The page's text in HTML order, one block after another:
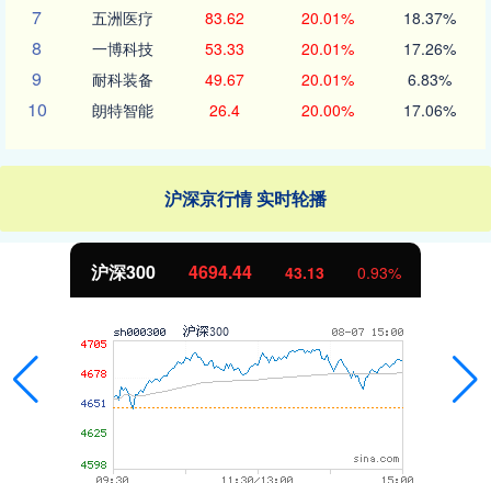
7 五洲医疗 83.62 20.01% 18.37%
8 一博科技 53.33 20.01% 17.26%
9 耐科装备 49.67 20.01% 6.83%
10 朗特智能 26.4 20.00% 17.06%
沪深京行情 实时轮播
沪深300 4694.44 43.13 0.93%